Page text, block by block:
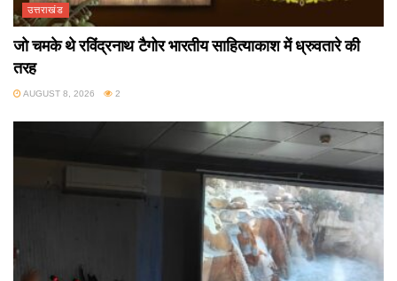
उत्तराखंड
जो चमके थे रविंद्रनाथ टैगोर भारतीय साहित्याकाश में ध्रुवतारे की
तरह
AUGUST 8, 2026 2